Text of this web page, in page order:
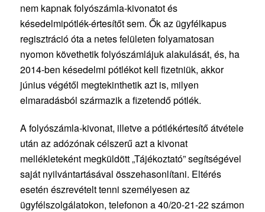
nem kapnak folyószámla-kivonatot és
késedelmipótlék-értesítőt sem. Ők az ügyfélkapus
regisztráció óta a netes felületen folyamatosan
nyomon követhetik folyószámlájuk alakulását, és, ha
2014-ben késedelmi pótlékot kell fizetniük, akkor
június végétől megtekinthetik azt is, milyen
elmaradásból származik a fizetendő pótlék.
A folyószámla-kivonat, illetve a pótlékértesítő átvétele
után az adózónak célszerű azt a kivonat
mellékleteként megküldött „Tájékoztató” segítségével
saját nyilvántartásával összehasonlítani. Eltérés
esetén észrevételt tenni személyesen az
ügyfélszolgálatokon, telefonon a 40/20-21-22 számon